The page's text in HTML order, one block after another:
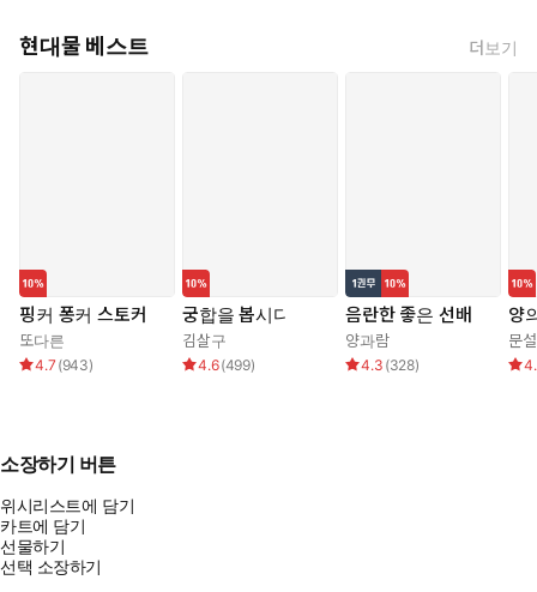
현대물 베스트 더보기
핑커 퐁커 스토커
또다른
4.7 (943)
궁합을 봅시다
김살구
4.6(499)
음란한 좋은 선배
양과람
4.3 (328)
양
문
소장하기 버튼
위시리스트에 담기
카트에 담기
선물하기
선택 소장하기